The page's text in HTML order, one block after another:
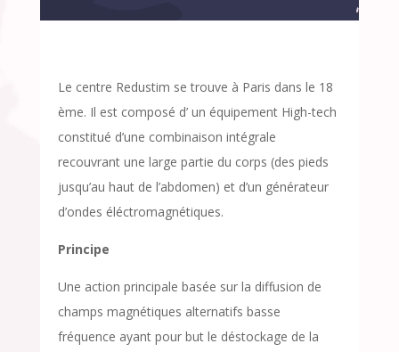
Le centre Redustim se trouve à Paris dans le 18
ème. Il est composé d’ un équipement High-tech
constitué d’une combinaison intégrale
recouvrant une large partie du corps (des pieds
jusqu’au haut de l’abdomen) et d’un générateur
d’ondes éléctromagnétiques.
Principe
Une action principale basée sur la diffusion de
champs magnétiques alternatifs basse
fréquence ayant pour but le déstockage de la